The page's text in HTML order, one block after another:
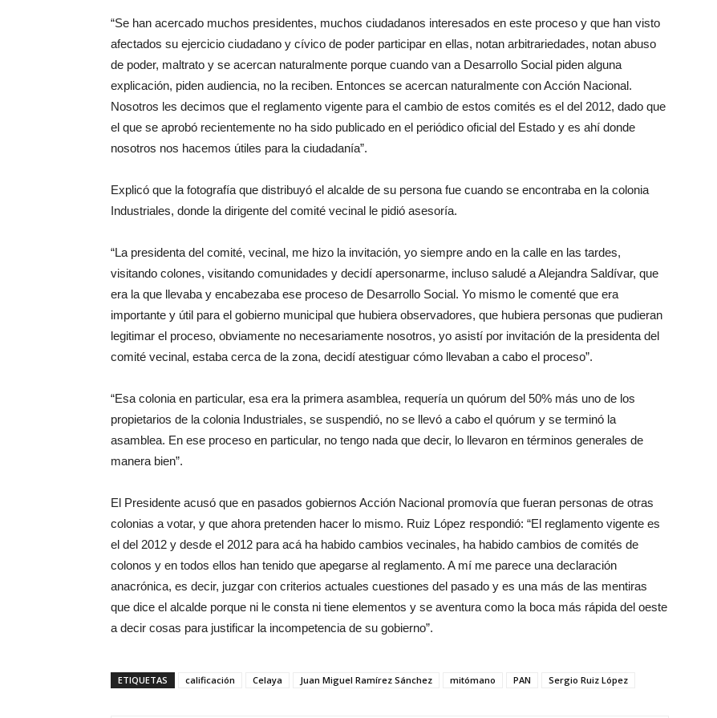
“Se han acercado muchos presidentes, muchos ciudadanos interesados en este proceso y que han visto
afectados su ejercicio ciudadano y cívico de poder participar en ellas, notan arbitrariedades, notan abuso
de poder, maltrato y se acercan naturalmente porque cuando van a Desarrollo Social piden alguna
explicación, piden audiencia, no la reciben. Entonces se acercan naturalmente con Acción Nacional.
Nosotros les decimos que el reglamento vigente para el cambio de estos comités es el del 2012, dado que
el que se aprobó recientemente no ha sido publicado en el periódico oficial del Estado y es ahí donde
nosotros nos hacemos útiles para la ciudadanía”.
Explicó que la fotografía que distribuyó el alcalde de su persona fue cuando se encontraba en la colonia
Industriales, donde la dirigente del comité vecinal le pidió asesoría.
“La presidenta del comité, vecinal, me hizo la invitación, yo siempre ando en la calle en las tardes,
visitando colones, visitando comunidades y decidí apersonarme, incluso saludé a Alejandra Saldívar, que
era la que llevaba y encabezaba ese proceso de Desarrollo Social. Yo mismo le comenté que era
importante y útil para el gobierno municipal que hubiera observadores, que hubiera personas que pudieran
legitimar el proceso, obviamente no necesariamente nosotros, yo asistí por invitación de la presidenta del
comité vecinal, estaba cerca de la zona, decidí atestiguar cómo llevaban a cabo el proceso”.
“Esa colonia en particular, esa era la primera asamblea, requería un quórum del 50% más uno de los
propietarios de la colonia Industriales, se suspendió, no se llevó a cabo el quórum y se terminó la
asamblea. En ese proceso en particular, no tengo nada que decir, lo llevaron en términos generales de
manera bien”.
El Presidente acusó que en pasados gobiernos Acción Nacional promovía que fueran personas de otras
colonias a votar, y que ahora pretenden hacer lo mismo. Ruiz López respondió: “El reglamento vigente es
el del 2012 y desde el 2012 para acá ha habido cambios vecinales, ha habido cambios de comités de
colonos y en todos ellos han tenido que apegarse al reglamento. A mí me parece una declaración
anacrónica, es decir, juzgar con criterios actuales cuestiones del pasado y es una más de las mentiras
que dice el alcalde porque ni le consta ni tiene elementos y se aventura como la boca más rápida del oeste
a decir cosas para justificar la incompetencia de su gobierno”.
ETIQUETAS calificación Celaya Juan Miguel Ramírez Sánchez mitómano PAN Sergio Ruiz López